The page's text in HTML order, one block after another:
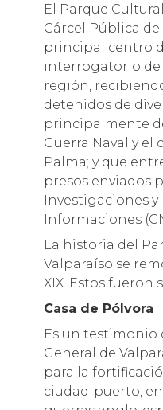
El Parque
Cárcel Pública de
principal centro
interrogatorio de
región,
detenidos de
principalmente
Guerra Naval y el
Palma; y que
presos enviados
Investigaciones
Informaciones
La historia del
Valparaíso se
XIX. Estos fueron
Casa de Pólvora
Es un testimonio
General de
para la
ciudad-puerto,